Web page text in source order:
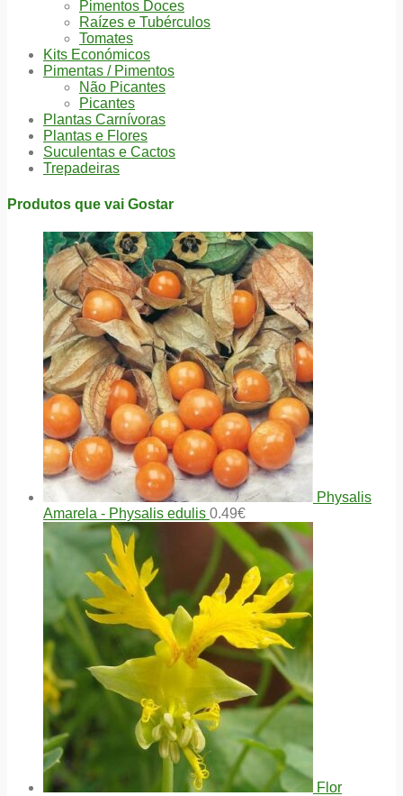
Pimentos Doces
Raízes e Tubérculos
Tomates
Kits Económicos
Pimentas / Pimentos
Não Picantes
Picantes
Plantas Carnívoras
Plantas e Flores
Suculentas e Cactos
Trepadeiras
Produtos que vai Gostar
Physalis
Amarela - Physalis edulis 0.49€
Flor